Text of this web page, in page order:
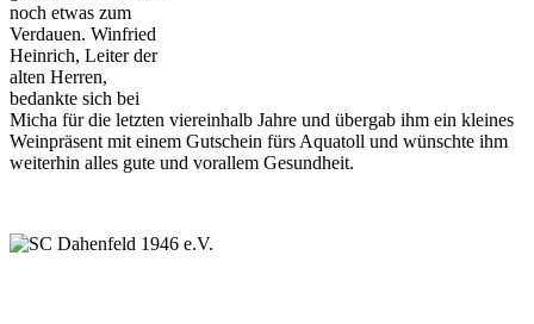
noch etwas zum
Verdauen. Winfried
Heinrich, Leiter der
alten Herren,
bedankte sich bei
Micha für die letzten viereinhalb Jahre und übergab ihm ein kleines
Weinpräsent mit einem Gutschein fürs Aquatoll und wünschte ihm
weiterhin alles gute und vorallem Gesundheit.